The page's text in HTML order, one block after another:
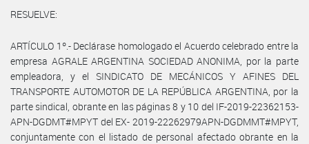
RESUELVE:
ARTÍCULO 1º.- Declárase homologado el Acuerdo celebrado entre la
empresa AGRALE ARGENTINA SOCIEDAD ANONIMA, por la parte
empleadora, y el SINDICATO DE MECÁNICOS Y AFINES DEL
TRANSPORTE AUTOMOTOR DE LA REPÚBLICA ARGENTINA, por la
parte sindical, obrante en las páginas 8 y 10 del IF-2019-22362153-
APN-DGDMT#MPYT del EX- 2019-22262979APN-DGDMMT#MPYT,
conjuntamente con el listado de personal afectado obrante en la